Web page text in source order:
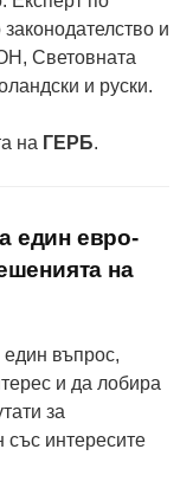
и
Световната
и руски.
на ГЕРБ.
един евро-
на
въпрос,
и да лобира
за
интересите